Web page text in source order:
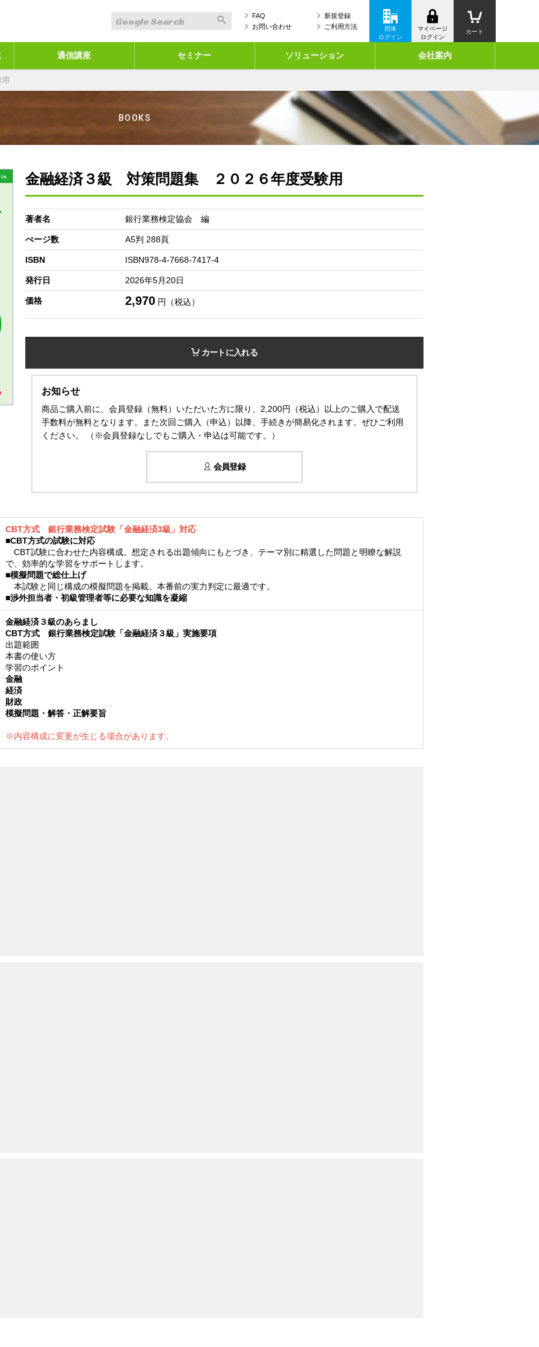
通信講座 セミナー ソリューション 会社案内
カート
マイページ
ログイン
団体
ログイン
新規登録
ご利用方法
FAQ
お問い合わせ
BOOKS
金融経済３級 対策問題集 ２０２６年度受験用
著者名 銀行業務検定協会 編
ぺージ数 A5判 288頁
ISBN ISBN978-4-7668-7417-4
発行日 2026年5月20日
価格 2,970円（税込）
カートに入れる
お知らせ
商品ご購入前に、会員登録（無料）いただいた方に限り、2,200円（税込）以上のご購入で配送
手数料が無料となります。また次回ご購入（申込）以降、手続きが簡易化されます。ぜひご利用
ください。 （※会員登録なしでもご購入・申込は可能です。）
会員登録
CBT方式 銀行業務検定試験「金融経済3級」対応
■CBT方式の試験に対応
CBT試験に合わせた内容構成。想定される出題傾向にもとづき、テーマ別に精選した問題と明瞭な解説
で、効率的な学習をサポートします。
■模擬問題で総仕上げ
本試験と同じ構成の模擬問題を掲載。本番前の実力判定に最適です。
■渉外担当者・初級管理者等に必要な知識を凝縮
金融経済３級のあらまし
CBT方式 銀行業務検定試験「金融経済３級」実施要項
出題範囲
本書の使い方
学習のポイント
金融
経済
財政
模擬問題・解答・正解要旨
※内容構成に変更が生じる場合があります。